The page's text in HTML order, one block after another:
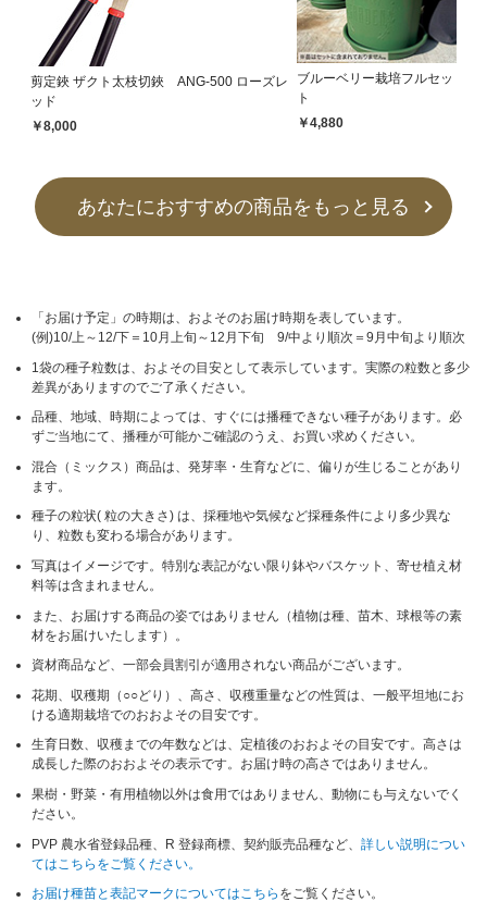
剪定鋏 ザクト太枝切鋏 ANG-500 ローズレ
ッド
￥8,000
ブルーベリー栽培フルセッ
ト
￥4,880
あなたにおすすめの商品をもっと見る
「お届け予定」の時期は、およそのお届け時期を表しています。
(例)10/上～12/下＝10月上旬～12月下旬 9/中より順次＝9月中旬より順次
1袋の種子粒数は、およその目安として表示しています。実際の粒数と多少
差異がありますのでご了承ください。
品種、地域、時期によっては、すぐには播種できない種子があります。必
ずご当地にて、播種が可能かご確認のうえ、お買い求めください。
混合（ミックス）商品は、発芽率・生育などに、偏りが生じることがあり
ます。
種子の粒状( 粒の大きさ) は、採種地や気候など採種条件により多少異な
り、粒数も変わる場合があります。
写真はイメージです。特別な表記がない限り鉢やバスケット、寄せ植え材
料等は含まれません。
また、お届けする商品の姿ではありません（植物は種、苗木、球根等の素
材をお届けいたします）。
資材商品など、一部会員割引が適用されない商品がございます。
花期、収穫期（○○どり）、高さ、収穫重量などの性質は、一般平坦地にお
ける適期栽培でのおおよその目安です。
生育日数、収穫までの年数などは、定植後のおおよその目安です。高さは
成長した際のおおよその表示です。お届け時の高さではありません。
果樹・野菜・有用植物以外は食用ではありません、動物にも与えないでく
ださい。
PVP 農水省登録品種、R 登録商標、契約販売品種など、詳しい説明につい
てはこちらをご覧ください。
お届け種苗と表記マークについてはこちら をご覧ください。